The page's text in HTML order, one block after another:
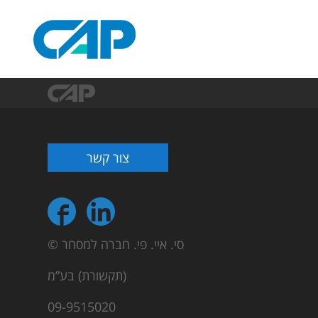
צור קשר
© סי. איי. פי. חברה למסחר
(תקשורת) בע”מ
09-9515020